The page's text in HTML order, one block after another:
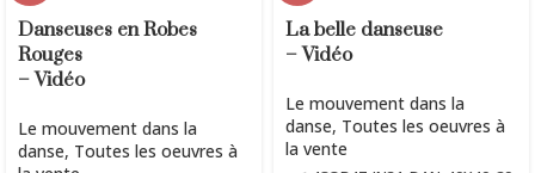
Danseuses en Robes
Rouges
– Vidéo
Le mouvement dans la
danse, Toutes les oeuvres à
La belle danseuse
– Vidéo
Le mouvement dans la
danse, Toutes les oeuvres à
la vente